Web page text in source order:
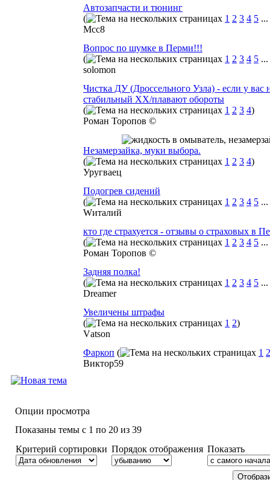
Автозапчасти и тюнинг
(
1 2 3 4 5 ...
Mcc8
Вопрос по шумке в Перми!!!
(
1 2 3 4 5 ...
solomon
Чистка ДУ (Дроссельного Узла) - если у вас
стабильный ХХ/плавают обороты
(
1 2 3 4)
Роман Торопов ©
Незамерзайка, муки выбора.
(
1 2 3 4)
Уругваец
Подогрев сидений
(
1 2 3 4 5 ...
Wиталий
кто где страхуется - отзывы о страховых в
(
1 2 3 4 5 ...
Роман Торопов ©
Задняя полка!
(
1 2 3 4 5 ...
Dreamer
Увеличены штрафы
(
1 2)
Vаtson
Фаркоп ( 1 2
Виктор59
Опции просмотра
Показаны темы с 1 по 20 из 39
Критерий сортировки Порядок отображения Показать